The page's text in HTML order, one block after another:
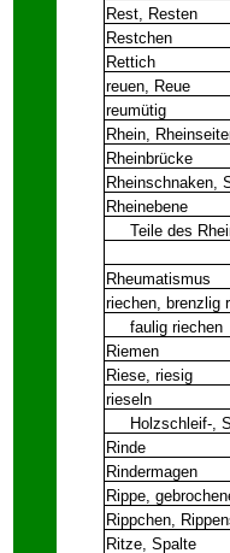
Rest, Resten
Restchen
Rettich
reuen, Reue
reumütig
Rhein,
Rheinbrücke
Rheinschnaken,
Rheinebene
Teile des
Rheumatismus
riechen, brenzlig
faulig riechen
Riemen
Riese, riesig
rieseln
Holzschleif-,
Rinde
Rindermagen
Rippe,
Rippchen,
Ritze, Spalte